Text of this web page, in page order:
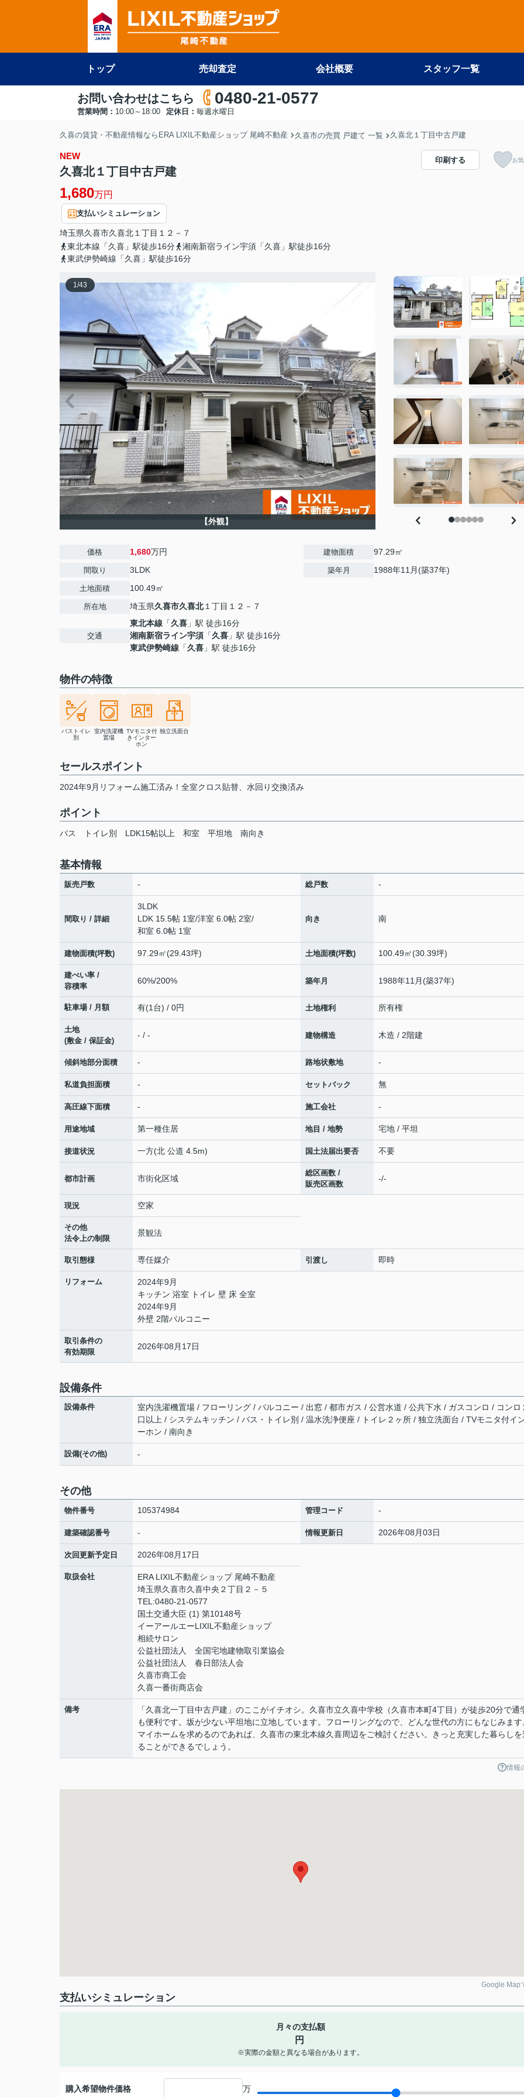
トップ 売却査定 会社概要 スタッフ一覧
お問い合わせはこちら 0480-21-0577
営業時間： 10:00～18:00 定休日： 毎週水曜日
久喜の賃貸・不動産情報ならERA LIXIL不動産ショップ 尾崎不動産 久喜市の売買 戸建て 一覧 久喜北１丁目中古戸建
NEW
久喜北１丁目中古戸建
1,680万円
支払いシミュレーション
埼玉県久喜市久喜北 １丁目１２－７
東北本線「久喜」駅徒歩16分
湘南新宿ライン宇須「久喜」駅徒歩16分
東武伊勢崎線「久喜」駅徒歩16分
印刷する お
1/43
【外観】
価格 1,680万円
間取り 3LDK
土地面積 100.49㎡
所在地 埼玉県久喜市久喜北１丁目１２－７
交通
東北本線 「久喜 」駅 徒歩16分
湘南新宿ライン宇須 「久喜 」駅 徒歩16分
東武伊勢崎線 「久喜 」駅 徒歩16分
建物面積 97.29㎡
築年月 1988年11月(築37年)
物件の特徴
バストイレ
別
室内洗濯機
置場
TVモニタ付
きインター
ホン
独立洗面台
セールスポイント
2024年9月リフォーム施工済み！全室クロス貼替、水回り交換済み
ポイント
バス トイレ別 LDK15帖以上 和室 平坦地 南向き
基本情報
販売戸数 - 総戸数 -
間取り / 詳細
3LDK
LDK 15.5帖 1室/洋室 6.0帖 2室/
和室 6.0帖 1室
向き 南
建物面積(坪数) 97.29㎡(29.43坪) 土地面積(坪数) 100.49㎡(30.39坪)
建ぺい率 /
容積率
60%/200% 築年月 1988年11月(築37年)
駐車場 / 月額 有(1台) / 0円 土地権利 所有権
土地
(敷金 / 保証金)
- / - 建物構造 木造 / 2階建
傾斜地部分面積 - 路地状敷地 -
私道負担面積 - セットバック 無
高圧線下面積 - 施工会社 -
用途地域 第一種住居 地目 / 地勢 宅地 / 平坦
接道状況 一方(北 公道 4.5m) 国土法届出要否 不要
都市計画 市街化区域
総区画数 /
販売区画数
-/-
現況 空家
その他
法令上の制限
景観法
取引態様 専任媒介 引渡し 即時
リフォーム
2024年9月
キッチン 浴室 トイレ 壁 床 全室
2024年9月
外壁 2階バルコニー
取引条件の
有効期限
2026年08月17日
設備条件
設備条件
室内洗濯機置場 / フローリング / バルコニー / 出窓 / 都市ガス / 公営水道 / 公共下水 / ガスコンロ / コンロ
口以上 / システムキッチン / バス・トイレ別 / 温水洗浄便座 / トイレ２ヶ所 / 独立洗面台 / TVモニタ付イ
ーホン / 南向き
設備(その他) -
その他
物件番号 105374984 管理コード -
建築確認番号 - 情報更新日 2026年08月03日
次回更新予定日 2026年08月17日
取扱会社
ERA LIXIL不動産ショップ 尾崎不動産
埼玉県久喜市久喜中央２丁目２－５
TEL:0480-21-0577
国土交通大臣 (1) 第10148号
イーアールエーLIXIL不動産ショップ
相続サロン
公益社団法人 全国宅地建物取引業協会
公益社団法人 春日部法人会
久喜市商工会
久喜一番街商店会
備考
「久喜北一丁目中古戸建」のここがイチオシ。久喜市立久喜中学校（久喜市本町4丁目）が徒歩20分で通
も便利です。坂が少ない平坦地に立地しています。フローリングなので、どんな世代の方にもなじみます
マイホームを求めるのであれば、久喜市の東北本線久喜周辺をご検討ください。きっと充実した暮らしを
ることができるでしょう。
情報
Google Map
支払いシミュレーション
月々の支払額
円
※実際の金額と異なる場合があります。
購入希望物件価格
万